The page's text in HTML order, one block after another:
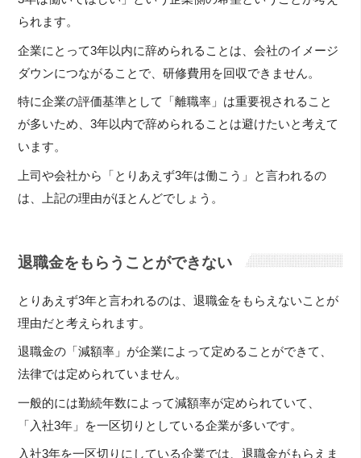
られます。
企業にとって3年以内に辞められることは、会社のイメージ
ダウンにつながることで、研修費用を回収できません。
特に企業の評価基準として「離職率」は重要視されること
が多いため、3年以内で辞められることは避けたいと考えて
います。
上司や会社から「とりあえず3年は働こう」と言われるの
は、上記の理由がほとんどでしょう。
退職金をもらうことができない
とりあえず3年と言われるのは、退職金をもらえないことが
理由だと考えられます。
退職金の「減額率」が企業によって定めることができて、
法律では定められていません。
一般的には勤続年数によって減額率が定められていて、
「入社3年」を一区切りとしている企業が多いです。
入社3年を一区切りにしている企業では、退職金がもらえま